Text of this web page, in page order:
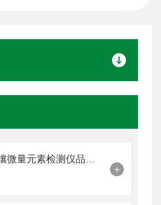
不拼参数拼实效：2026土壤微量元素检测仪品牌口碑榜｜优云谱上榜
+